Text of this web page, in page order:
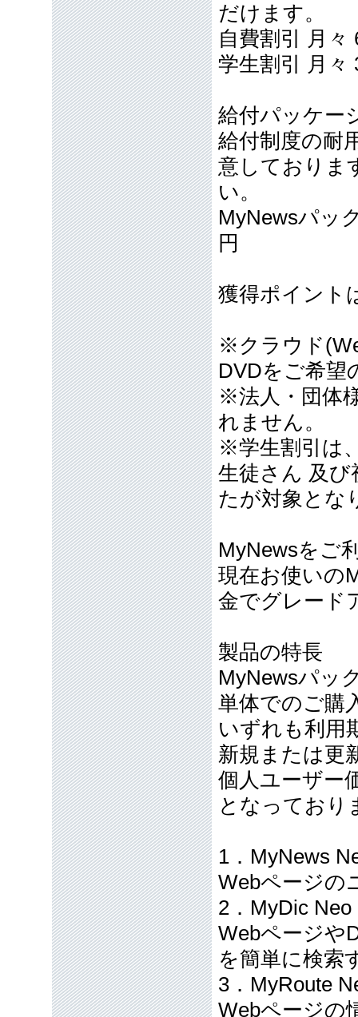
だけます。
自費割引 月々
学生割引 月々
給付パッケー
給付制度の耐
意しておりま
い。
MyNewsパッ
円
獲得ポイント
※クラウド
DVDをご希望
※法人・団体
れません。
※学生割引は
生徒さん 及
たが対象とな
MyNewsをご
現在お使いの
金でグレード
製品の特長
MyNewsパッ
単体でのご購
いずれも利用
新規または更
個人ユーザー
となっており
1．MyNews
Webページの
2．MyDic Neo
Webページや
を簡単に検索
3．MyRoute
Webページの